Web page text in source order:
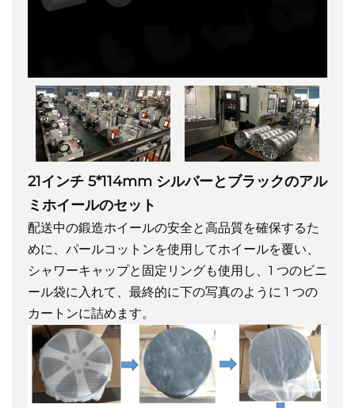
21インチ 5*114mm シルバーとブラックのアル
ミホイールのセット
配送中の鍛造ホイールの安全と高品質を確保するた
めに、パールコットンを使用してホイールを覆い、
シャワーキャップと固定リングも使用し、1 つのビニ
ール袋に入れて、最終的に下の写真のように 1 つの
カートンに詰めます。